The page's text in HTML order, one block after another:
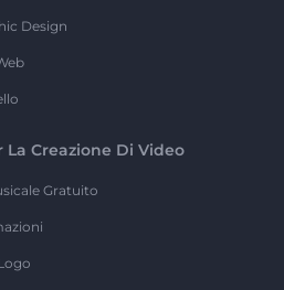
Design
Creazione Di Video
Gratuito